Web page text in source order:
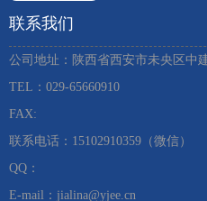
联系我们
公司地址：陕西省西安市未央区中
TEL：029-65660910 ​
FAX:
联系电话：15102910359（微信）
QQ：
E-mail：jialina@yjee.cn